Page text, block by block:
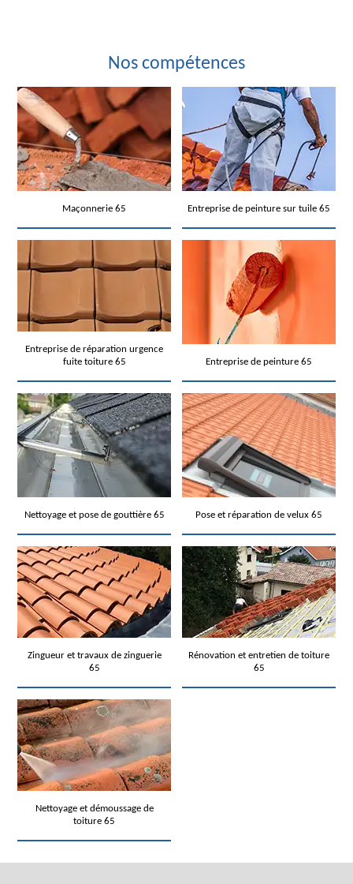
Nos compétences
Maçonnerie 65 Entreprise de peinture sur tuile 65
Entreprise de réparation urgence
fuite toiture 65
Entreprise de peinture 65
Nettoyage et pose de gouttière 65 Pose et réparation de velux 65
Zingueur et travaux de zinguerie
65
Rénovation et entretien de toiture
65
Nettoyage et démoussage de
toiture 65